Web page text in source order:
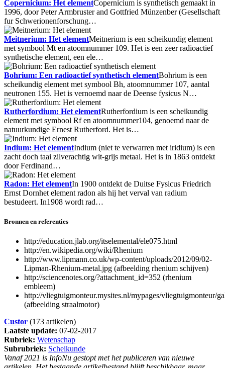
Copernicium: Het elementCopernicium is synthetisch gemaakt in
1996, door Peter Armbruster and Gottfried Münzenber (Gesellschaft
fur Schwerionenforschung…
Meitnerium: Het elementMeitnerium is een scheikundig element
met symbool Mt en atoomnummer 109. Het is een zeer radioactief
synthetische element, een ele…
Bohrium: Een radioactief synthetisch elementBohrium is een
scheikundig element met symbool Bh, atoomnummer 107, aantal
neutronen 155. Het is vernoemd naar de Deense fysicus N…
Rutherfordium: Het elementRutherfordium is een scheikundig
element met symbool Rf en atoomnummer104, genoemd naar de
natuurkundige Ernest Rutherford. Het is…
Indium: Het elementIndium (niet te verwarren met iridium) is een
zacht doch taai zilverachtig wit-grijs metaal. Het is in 1863 ontdekt
door Ferdinand…
Radon: Het elementIn 1900 ontdekt de Duitse Fysicus Friedrich
Ernst Dornhet element radon als hij het verval van radium
bestudeert. In1908 wordt rad…
Bronnen en referenties
http://education.jlab.org/itselemental/ele075.html
http://en.wikipedia.org/wiki/Rhenium
http://www.lipmann.co.uk/wp-content/uploads/2012/09/02-
Lipman-Rhenium-metal.jpg (afbeelding rhenium schijven)
http://sciencenotes.org/?attachment_id=352 (rhenium
embleem)
http://vliegtuigmonteur.mysites.nl/mypages/vliegtuigmonteur/
(afbeelding straalmotor)
Custor (173 artikelen)
Laatste update: 07-02-2017
Rubriek: Wetenschap
Subrubriek: Scheikunde
Vanaf 2021 is InfoNu gestopt met het publiceren van nieuwe